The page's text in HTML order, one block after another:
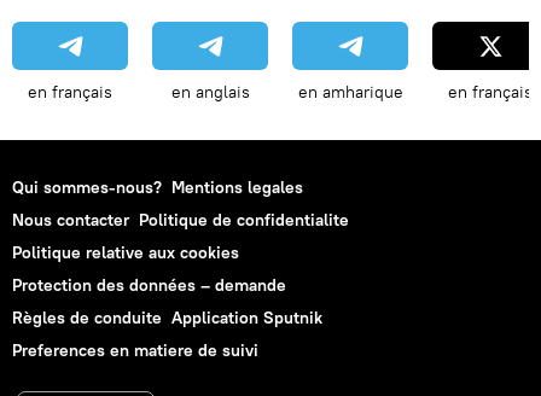
en français en anglais en amharique en français
Qui sommes-nous? Mentions legales
Nous contacter Politique de confidentialite
Politique relative aux cookies
Protection des données – demande
Règles de conduite Application Sputnik
Preferences en matiere de suivi